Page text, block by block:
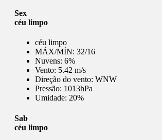
Sex
céu limpo
céu limpo
MÁX/MÍN: 32/16
Nuvens: 6%
Vento: 5.42 m/s
Direção do vento: WNW
Pressão: 1013hPa
Umidade: 20%
Sab
céu limpo